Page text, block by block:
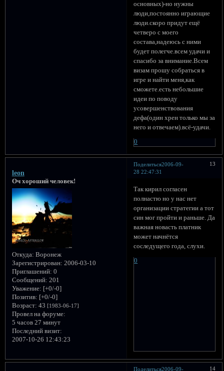
основных)-но нужны
люди,постоянно играющие
люди.скоро придут ещё
четверо с моего
состава,надеюсь с ними
будет полегче.всем удачи и
спасибо за внимание.Всем
визам прошу собраться в
игре и найти меня,как
сможете.есть небольшие
идеи по поводу
усовершенствования
дефа(один хрен только мы за
него и отвечаем).всё-удачи.
0
Поделиться 13
2006-09-
28 22:47:31
leon
Оч хороший человек!
Откуда: Воронеж
Зарегистрирован: 2006-03-10
Приглашений: 0
Сообщений: 201
Уважение: [+0/-0]
Позитив: [+0/-0]
Возраст: 43 [1983-06-17]
Провел на форуме:
5 часов 27 минут
Последний визит:
2007-10-26 12:43:23
Так кирил согласен
полнастю но у нас нет
организации стратегии а тот
син мог пройти и раньше. Да
важная новасть платник
может начнётся
соследущего года, слухи.
0
Поделиться 14
2006-09-